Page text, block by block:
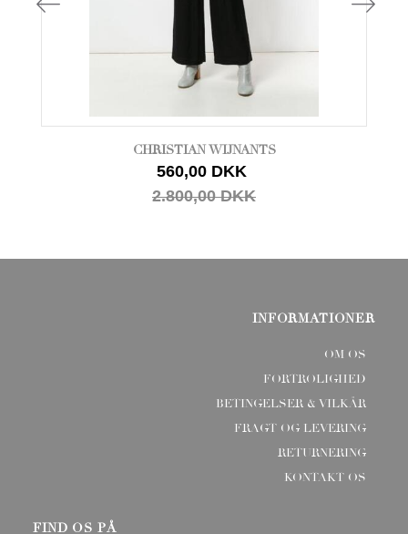
CHRISTIAN WIJNANTS
560,00 DKK
2.800,00 DKK
INFORMATIONER
OM OS
FORTROLIGHED
BETINGELSER & VILKÅR
FRAGT OG LEVERING
RETURNERING
KONTAKT OS
FIND OS PÅ